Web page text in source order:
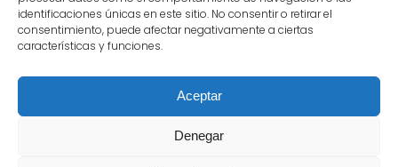
identificaciones únicas en este sitio. No consentir o retirar el
consentimiento, puede afectar negativamente a ciertas
características y funciones.
Aceptar
Denegar
Diálogos: porque solo desde el diálogo aspiramos
a una visión lo más certera posible -por múltiple y
contradictoria- de la naturaleza humana.
Sobre textos de Lope de Vega, Leonor de la
Cueva y Silva, Gutierre de Cetina, Violante do